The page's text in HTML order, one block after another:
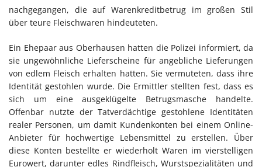
nachgegangen, die auf Warenkreditbetrug im großen Stil
über teure Fleischwaren hindeuteten.
Ein Ehepaar aus Oberhausen hatten die Polizei informiert, da
sie ungewöhnliche Lieferscheine für angebliche Lieferungen
von edlem Fleisch erhalten hatten. Sie vermuteten, dass ihre
Identität gestohlen wurde. Die Ermittler stellten fest, dass es
sich um eine ausgeklügelte Betrugsmasche handelte.
Offenbar nutzte der Tatverdächtige gestohlene Identitäten
realer Personen, um damit Kundenkonten bei einem Online-
Anbieter für hochwertige Lebensmittel zu erstellen. Über
diese Konten bestellte er wiederholt Waren im vierstelligen
Eurowert, darunter edles Rindfleisch, Wurstspezialitäten und